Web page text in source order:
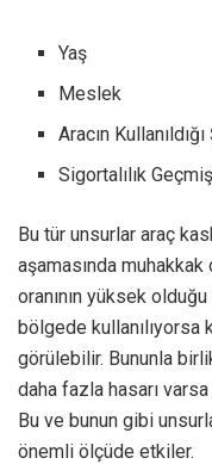
Yaş
Meslek
Aracın
Sigortalılık
Bu tür unsurlar araç
aşamasında muhakkak
oranının yüksek
bölgede kullanılıyorsa
görülebilir. Bununla
daha fazla hasarı
Bu ve bunun gibi
önemli ölçüde etkiler.